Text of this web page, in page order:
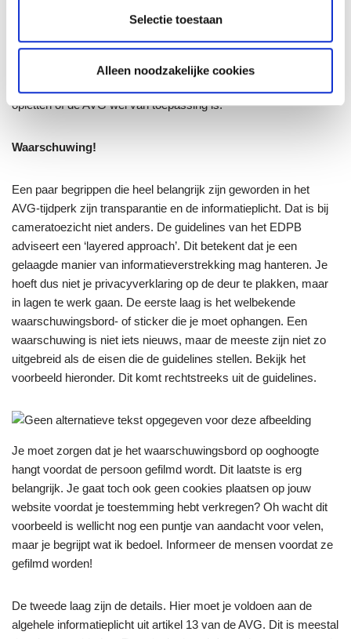
Selectie toestaan
Alleen noodzakelijke cookies
Schoenen zijn immers geen persoonsgegevens en je deelt
vervolgens wel veel persoonsgegevens van de aanwezige
opletten of de AVG wel van toepassing is.
Waarschuwing!
Een paar begrippen die heel belangrijk zijn geworden in het
AVG-tijdperk zijn transparantie en de informatieplicht. Dat is bij
cameratoezicht niet anders. De guidelines van het EDPB
adviseert een ‘layered approach’. Dit betekent dat je een
gelaagde manier van informatieverstrekking mag hanteren. Je
hoeft dus niet je privacyverklaring op de deur te plakken, maar
in lagen te werk gaan. De eerste laag is het welbekende
waarschuwingsbord- of sticker die je moet ophangen. Een
waarschuwing is niet iets nieuws, maar de meeste zijn niet zo
uitgebreid als de eisen die de guidelines stellen. Bekijk het
voorbeeld hieronder. Dit komt rechtstreeks uit de guidelines.
Je moet zorgen dat je het waarschuwingsbord op ooghoogte
hangt voordat de persoon gefilmd wordt. Dit laatste is erg
belangrijk. Je gaat toch ook geen cookies plaatsen op jouw
website voordat je toestemming hebt verkregen? Oh wacht dit
voorbeeld is wellicht nog een puntje van aandacht voor velen,
maar je begrijpt wat ik bedoel. Informeer de mensen voordat ze
gefilmd worden!
De tweede laag zijn de details. Hier moet je voldoen aan de
algehele informatieplicht uit artikel 13 van de AVG. Dit is meestal